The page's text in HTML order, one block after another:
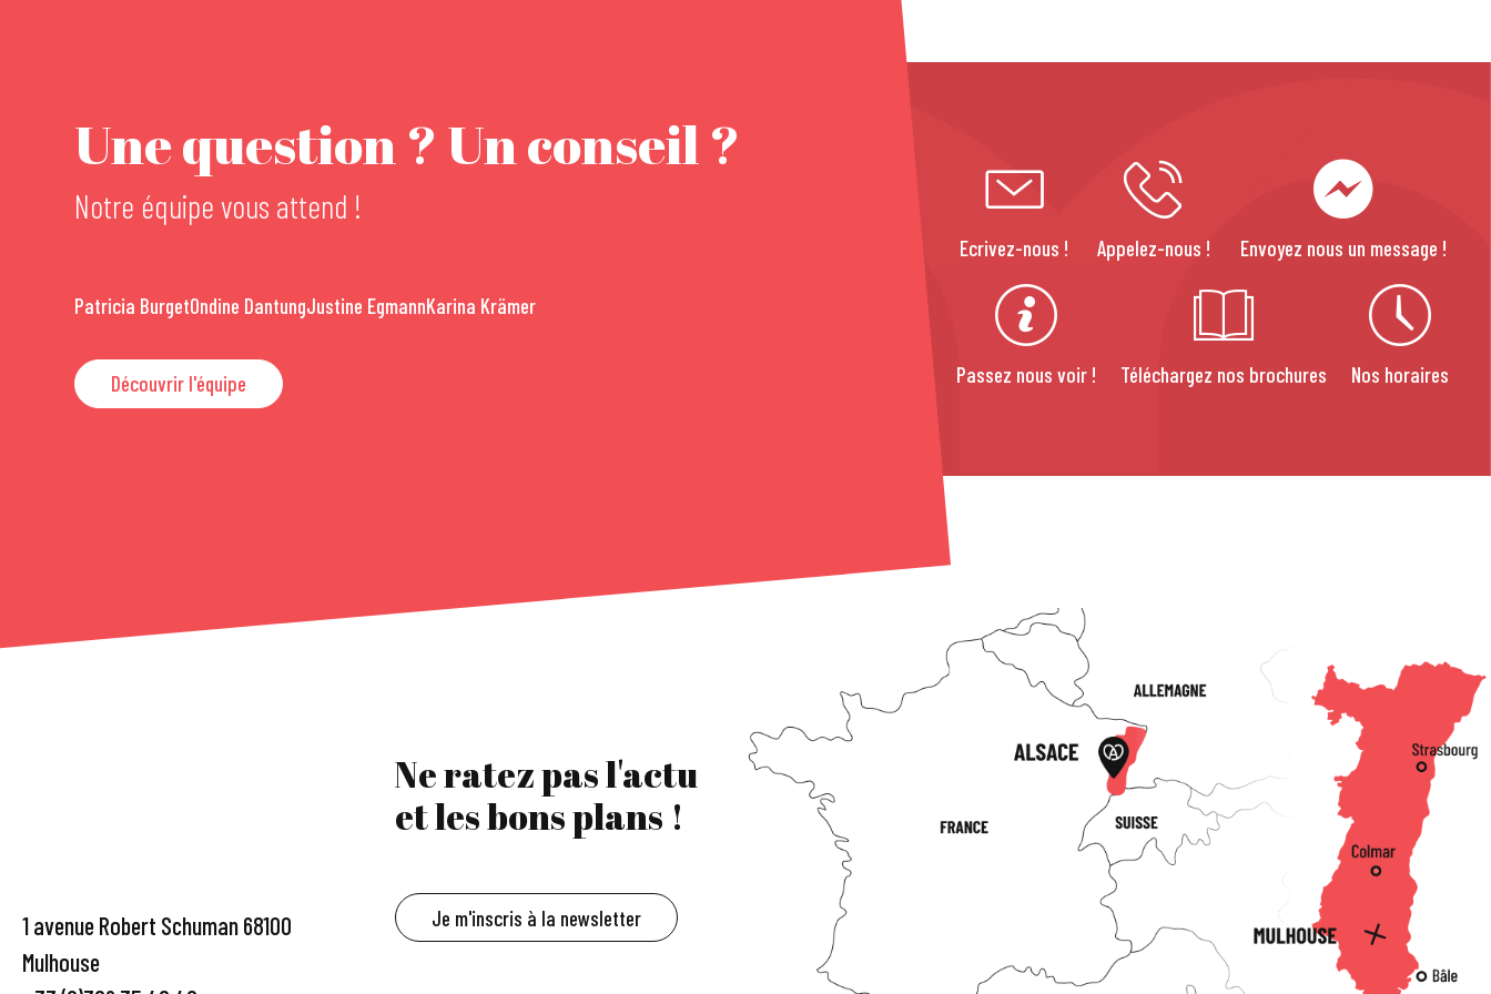
Une question ? Un conseil ?
Notre équipe vous attend !
Patricia BurgetOndine DantungJustine EgmannKarina Krämer
Découvrir l'équipe
Ecrivez-nous ! Appelez-nous ! Envoyez nous un message !
Passez nous voir ! Téléchargez nos brochures Nos horaires
1 avenue Robert Schuman 68100
Mulhouse
Ne ratez pas l'actu
et les bons plans !
Je m'inscris à la newsletter